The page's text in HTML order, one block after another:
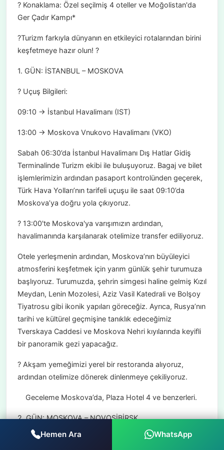
? Konaklama: Özel seçilmiş 4 oteller ve Moğolistan'da
Ger Çadır Kampı*
?Turizm farkıyla dünyanın en etkileyici rotalarından birini
keşfetmeye hazır olun! ?
1. GÜN: İSTANBUL – MOSKOVA
? Uçuş Bilgileri:
09:10 → İstanbul Havalimanı (IST)
13:00 → Moskova Vnukovo Havalimanı (VKO)
Sabah 06:30’da İstanbul Havalimanı Dış Hatlar Gidiş
Terminalinde Turizm ekibi ile buluşuyoruz. Bagaj ve bilet
işlemlerimizin ardından pasaport kontrolünden geçerek,
Türk Hava Yolları’nın tarifeli uçuşu ile saat 09:10’da
Moskova’ya doğru yola çıkıyoruz.
? 13:00'te Moskova'ya varışımızın ardından,
havalimanında karşılanarak otelimize transfer ediliyoruz.
Otele yerleşmenin ardından, Moskova’nın büyüleyici
atmosferini keşfetmek için yarım günlük şehir turumuza
başlıyoruz. Turumuzda, şehrin simgesi haline gelmiş Kızıl
Meydan, Lenin Mozolesi, Aziz Vasil Katedrali ve Bolşoy
Tiyatrosu gibi ikonik yapıları göreceğiz. Ayrıca, Rusya’nın
tarihi ve kültürel geçmişine tanıklık edeceğimiz
Tverskaya Caddesi ve Moskova Nehri kıyılarında keyifli
bir panoramik gezi yapacağız.
? Akşam yemeğimizi yerel bir restoranda alıyoruz,
ardından otelimize dönerek dinlenmeye çekiliyoruz.
Geceleme Moskova’da, Plaza Hotel 4 ve benzerleri.
2. GÜN: MOSKOVA – NOVOSİBİRSK
? Uçuş Bilgileri:
Hemen Ara WhatsApp